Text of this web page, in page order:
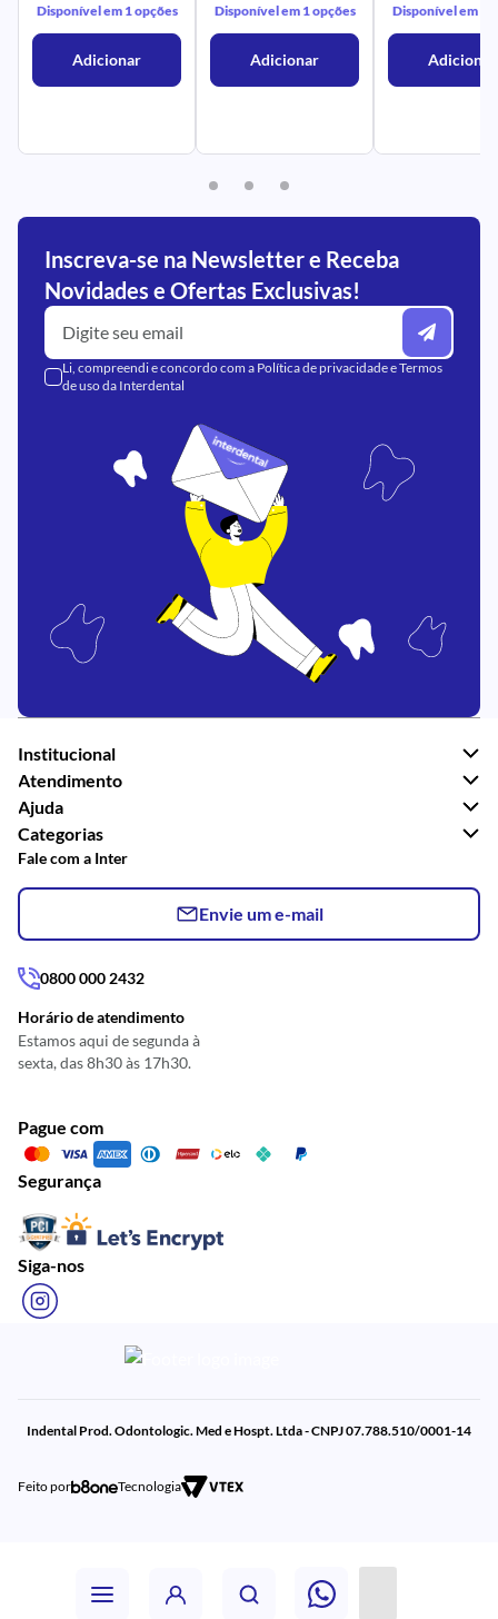
Disponível em 1 opções
Adicionar
Disponível em 1 opções
Adicionar
Disponível em 1
Adicionar
Inscreva-se na Newsletter e Receba
Novidades e Ofertas Exclusivas!
Li, compreendi e concordo com a Política de privacidadeeTermos
de usoda Interdental
Institucional
Atendimento
Ajuda
Categorias
Fale com a Inter
Envie um e-mail
0800 000 2432
Horário de atendimento
Estamos aqui de segunda à
sexta, das 8h30 às 17h30.
Pague com
Segurança
Siga-nos
Indental Prod. Odontologic. Med e Hospt. Ltda - CNPJ 07.788.510/0001-14
Feito por Tecnologia